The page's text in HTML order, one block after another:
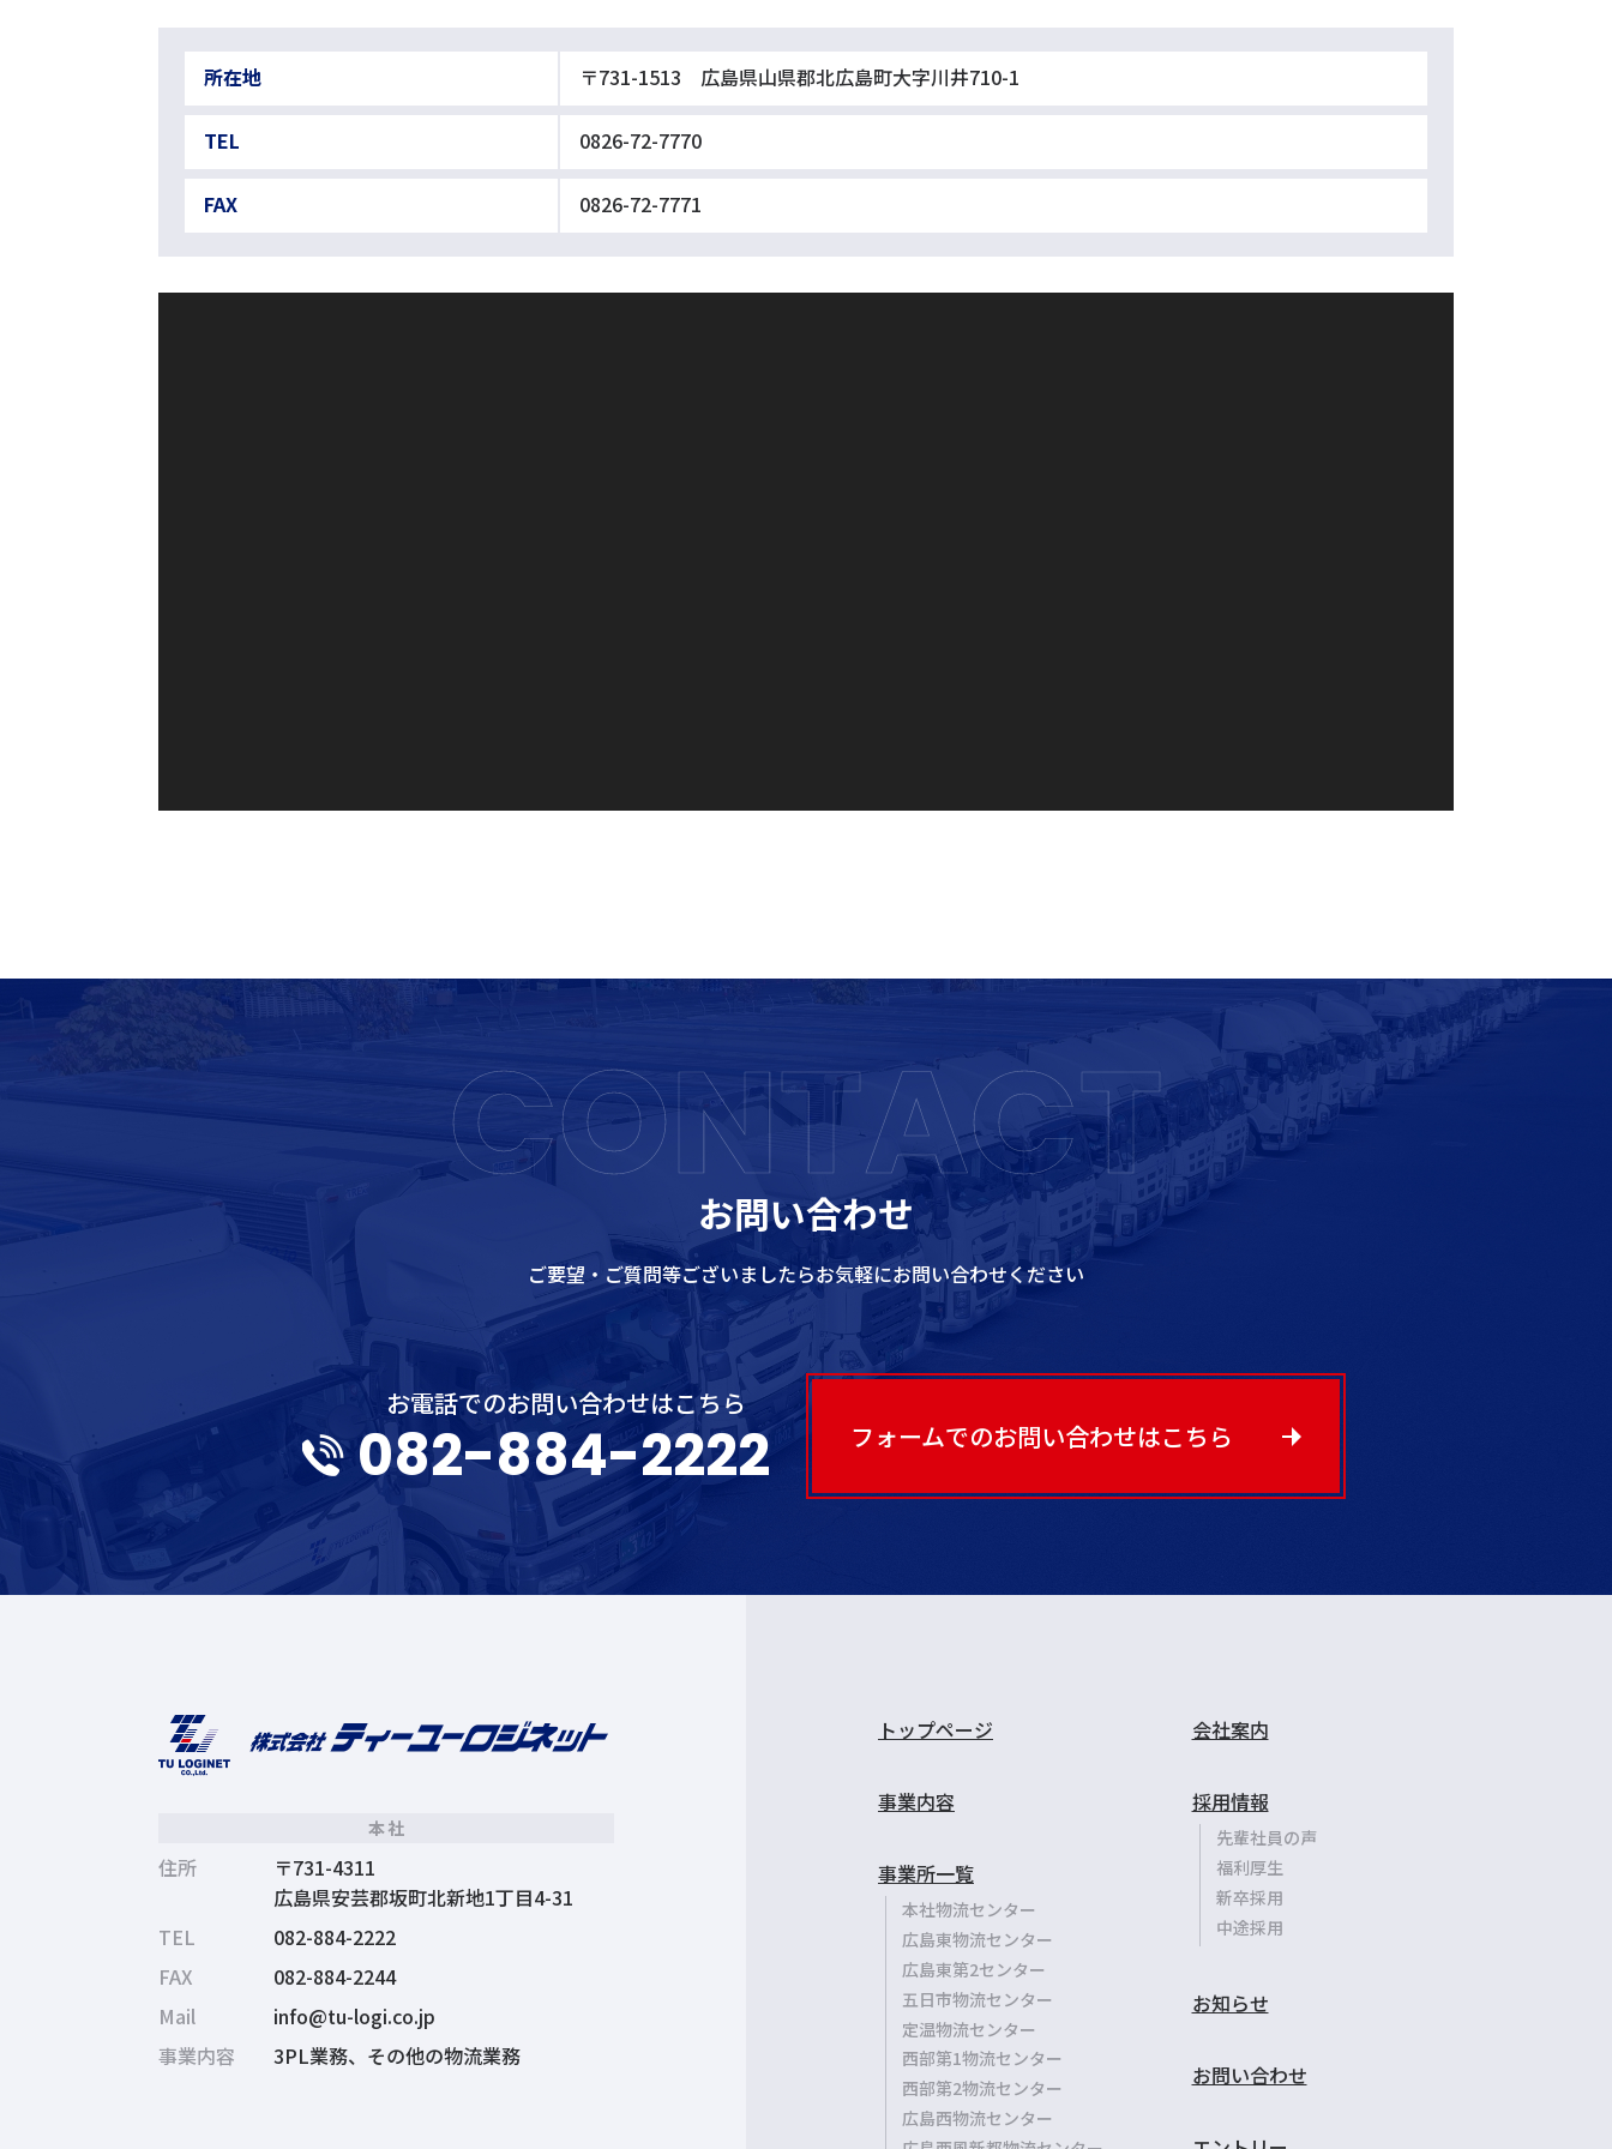
所在地 〒731-1513 広島県山県郡北広島町大字川井710-1
TEL 0826-72-7770
FAX 0826-72-7771
CONTACT
お問い合わせ
ご要望・ご質問等ございましたらお気軽にお問い合わせください
お電話でのお問い合わせはこちら
082-884-2222 フォームでのお問い合わせはこちら
トップページ
事業内容
事業所一覧
本社物流センター
広島東物流センター
広島東第2センター
五日市物流センター
定温物流センター
西部第1物流センター
西部第2物流センター
広島西物流センター
会社案内
採用情報
先輩社員の声
福利厚生
新卒採用
中途採用
お知らせ
お問い合わせ
本社
住所
〒731-4311
広島県安芸郡坂町北新地1丁目4-31
TEL
082-884-2222
FAX
082-884-2244
Mail
info@tu-logi.co.jp
事業内容
3PL業務 その他の物流業務